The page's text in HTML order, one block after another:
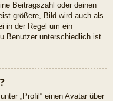
Beitragszahl oder deinen
größere, Bild wird auch als
in der Regel um ein
Benutzer unterschiedlich ist.
„Profil“ einen Avatar über